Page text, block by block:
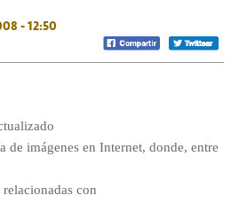
- 12:50
de imágenes en Internet, donde, entre
relacionadas con